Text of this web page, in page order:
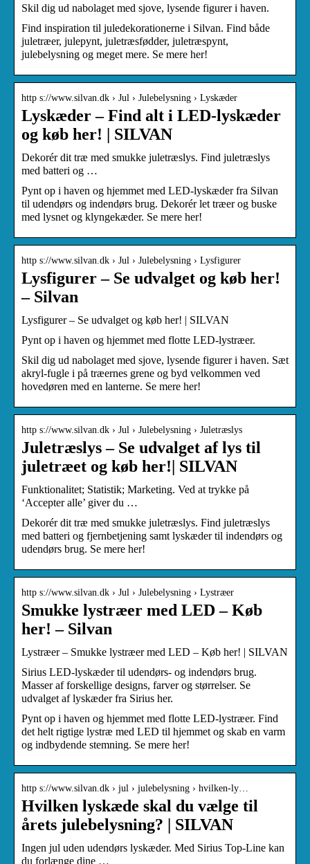
Skil dig ud nabolaget med sjove, lysende figurer i haven.
Find inspiration til juledekorationerne i Silvan. Find både
juletræer, julepynt, juletræsfødder, juletræspynt,
julebelysning og meget mere. Se mere her!
http s://www.silvan.dk › Jul › Julebelysning › Lyskæder
Lyskæder – Find alt i LED-lyskæder
og køb her! | SILVAN
Dekorér dit træ med smukke juletræslys. Find juletræslys
med batteri og …
Pynt op i haven og hjemmet med LED-lyskæder fra Silvan
til udendørs og indendørs brug. Dekorér let træer og buske
med lysnet og klyngekæder. Se mere her!
http s://www.silvan.dk › Jul › Julebelysning › Lysfigurer
Lysfigurer – Se udvalget og køb her!
– Silvan
Lysfigurer – Se udvalget og køb her! | SILVAN
Pynt op i haven og hjemmet med flotte LED-lystræer.
Skil dig ud nabolaget med sjove, lysende figurer i haven. Sæt
akryl-fugle i på træernes grene og byd velkommen ved
hovedøren med en lanterne. Se mere her!
http s://www.silvan.dk › Jul › Julebelysning › Juletræslys
Juletræslys – Se udvalget af lys til
juletræet og køb her!| SILVAN
Funktionalitet; Statistik; Marketing. Ved at trykke på
‘Accepter alle’ giver du …
Dekorér dit træ med smukke juletræslys. Find juletræslys
med batteri og fjernbetjening samt lyskæder til indendørs og
udendørs brug. Se mere her!
http s://www.silvan.dk › Jul › Julebelysning › Lystræer
Smukke lystræer med LED – Køb
her! – Silvan
Lystræer – Smukke lystræer med LED – Køb her! | SILVAN
Sirius LED-lyskæder til udendørs- og indendørs brug.
Masser af forskellige designs, farver og størrelser. Se
udvalget af lyskæder fra Sirius her.
Pynt op i haven og hjemmet med flotte LED-lystræer. Find
det helt rigtige lystræ med LED til hjemmet og skab en varm
og indbydende stemning. Se mere her!
http s://www.silvan.dk › jul › julebelysning › hvilken-ly…
Hvilken lyskæde skal du vælge til
årets julebelysning? | SILVAN
Ingen jul uden udendørs lyskæder. Med Sirius Top-Line kan
du forlænge dine …